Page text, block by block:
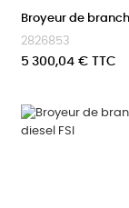
Broyeur de
2826853
Prix
5 300,04 € TTC